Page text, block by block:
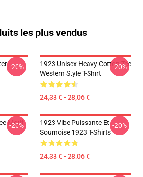
les plus vendus
-20%
1923 Unisex Heavy Cotton Tee
Western Style T-Shirt
24,38 € - 28,06 €
-20%
Motif
-20%
1923 Vibe Puissante Et
Sournoise 1923 T-Shirts
24,38 € - 28,06 €
-20%